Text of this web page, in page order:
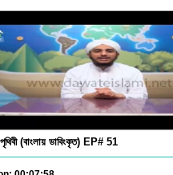
(বাংলায় ডাবিংকৃত) EP# 51